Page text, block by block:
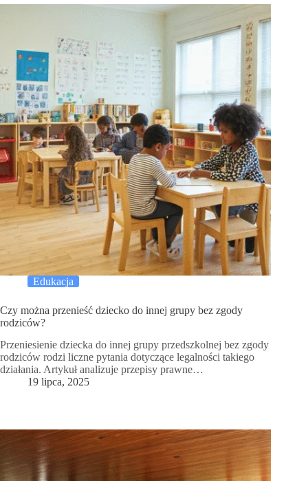
Edukacja
Czy można przenieść dziecko do innej grupy bez zgody
rodziców?
Przeniesienie dziecka do innej grupy przedszkolnej bez zgody
rodziców rodzi liczne pytania dotyczące legalności takiego
działania. Artykuł analizuje przepisy prawne…
19 lipca, 2025